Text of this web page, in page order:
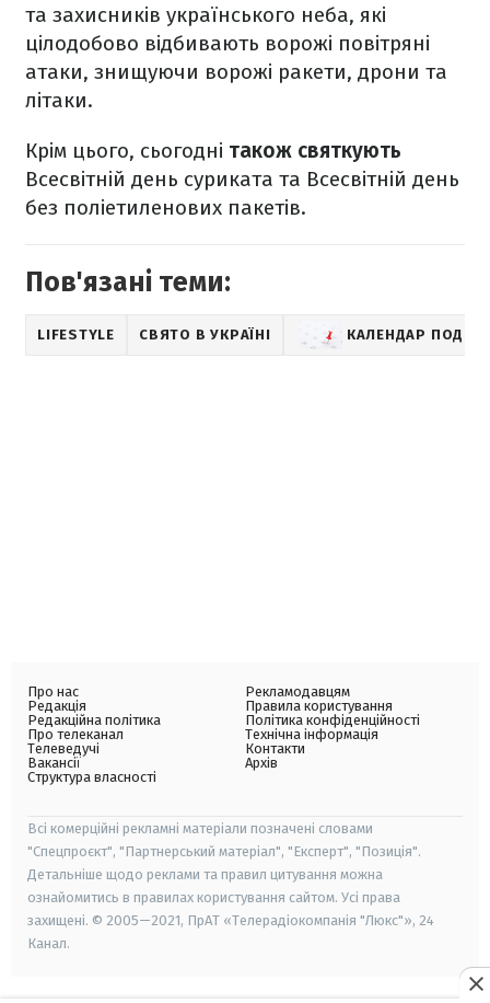
та захисників українського неба, які
цілодобово відбивають ворожі повітряні
атаки, знищуючи ворожі ракети, дрони та
літаки.
Крім цього, сьогодні також святкують
Всесвітній день суриката та Всесвітній день
без поліетиленових пакетів.
Пов'язані теми:
LIFESTYLE СВЯТО В УКРАЇНІ КАЛЕНДАР ПОДІЙ
Про нас
Редакція
Редакційна політика
Про телеканал
Телеведучі
Вакансії
Структура власності
Рекламодавцям
Правила користування
Політика конфіденційності
Технічна інформація
Контакти
Архів
Всі комерційні рекламні матеріали позначені словами
"Спецпроєкт", "Партнерський матеріал", "Експерт", "Позиція".
Детальніше щодо реклами та правил цитування можна
ознайомитись в правилах користування сайтом. Усі права
захищені. © 2005—2021, ПрАТ «Телерадіокомпанія "Люкс"», 24
Канал.